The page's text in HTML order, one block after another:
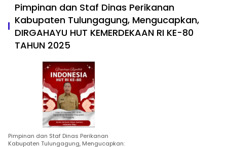
Pimpinan dan Staf Dinas Perikanan
Kabupaten Tulungagung, Mengucapkan,
DIRGAHAYU HUT KEMERDEKAAN RI KE-80
TAHUN 2025
Pimpinan dan Staf Dinas Perikanan
Kabupaten Tulungagung, Mengucapkan: